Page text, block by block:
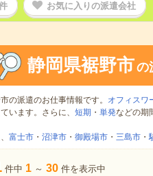
お気に入りの派遣会社
静岡県裾野市の
の派遣のお仕事情報です。 オフィスワ
います。さらに、 短期 ・ 単発などの期
富士市・ 沼津市・ 御殿場市・ 三島市・
件中 1 ～ 30 件を表示中